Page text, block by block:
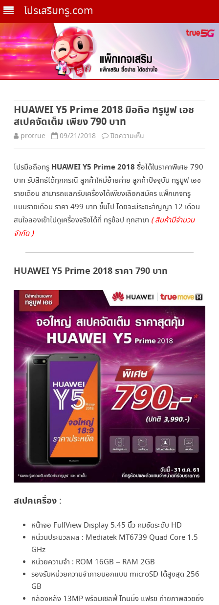
โปรเสริมทรู.com
content
HUAWEI Y5 Prime 2018 มือถือ ทรูมูฟ เอช
สเปคจัดเต็ม เพียง 790 บาท
protrue 09/21/2018 ปิดความเห็น
Y5
Prime
2018
มือ
ทรู
มูฟ
สเปค
จัด
เต็ม
เพียง
790
บาท
โปรมือถือทรู HUAWEI Y5 Prime 2018 ซื้อได้ในราคาพิเศษ 790
บาท รับสิทธ์ได้ทุกกรณี ลูกค้าใหม่ย้ายค่าย ลูกค้าปัจจุบัน ทรูมูฟ เอช
รายเดือน สามารถแลกรับเครื่องได้เพียงเลือกสมัคร แพ็กเกจทรู
แบบรายเดือน ราคา 499 บาท ขึ้นไป โดยจะมีระยะสัญญา 12 เดือน
สนใจลองเข้าไปดูเครื่องจริงได้ที่ ทรูช้อป ทุกสาขา ( สินค้ามีจำนวน
จำกัด )
HUAWEI Y5 Prime 2018 ราคา 790 บาท
สเปคเครื่อง :
หน้าจอ FullView Display 5.45 นิ้ว คมชัดระดับ HD
หน่วนประมวลผล : Mediatek MT6739 Quad Core 1.5
GHz
หน่วยความจำ : ROM 16GB – RAM 2GB
รองรับหน่วยความจำภายนอกแบบ microSD ได้สูงสุด 256
GB
กล้องหลัง 13MP พร้อมเซลฟี่ โทนนิ่ง แฟรช ถ่ายภาพสวยยิ่ง